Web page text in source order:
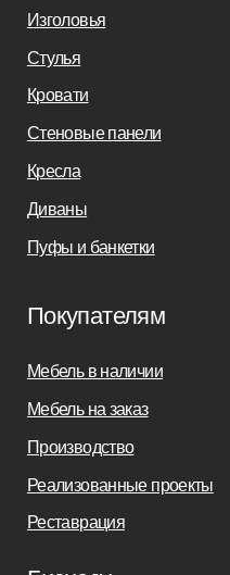
Связаться с нами
sofas-decor@mail.ru
+7(812)245-65-88